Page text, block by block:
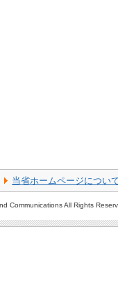
当省ホームページについ
Communications All Rights